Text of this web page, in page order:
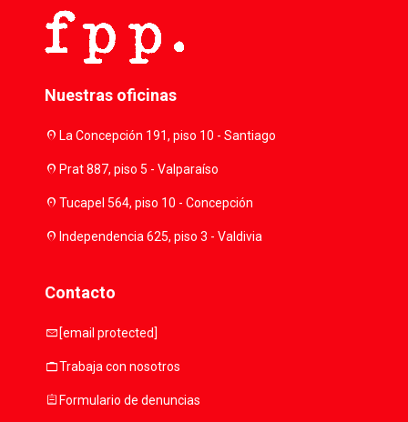
Nuestras oficinas
location_onLa Concepción 191, piso 10 - Santiago
location_onPrat 887, piso 5 - Valparaíso
location_onTucapel 564, piso 10 - Concepción
location_onIndependencia 625, piso 3 - Valdivia
Contacto
mail [email protected]
workTrabaja con nosotros
assignmentFormulario de denuncias